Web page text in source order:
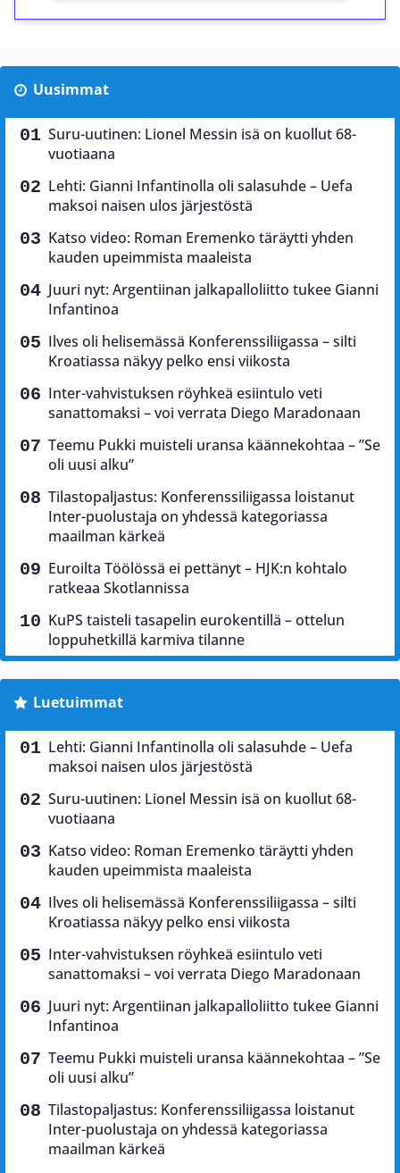
Uusimmat
Suru-uutinen: Lionel Messin isä on kuollut 68-
vuotiaana
Lehti: Gianni Infantinolla oli salasuhde – Uefa
maksoi naisen ulos järjestöstä
Katso video: Roman Eremenko täräytti yhden
kauden upeimmista maaleista
Juuri nyt: Argentiinan jalkapalloliitto tukee Gianni
Infantinoa
Ilves oli helisemässä Konferenssiliigassa – silti
Kroatiassa näkyy pelko ensi viikosta
Inter-vahvistuksen röyhkeä esiintulo veti
sanattomaksi – voi verrata Diego Maradonaan
Teemu Pukki muisteli uransa käännekohtaa – ”Se
oli uusi alku”
Tilastopaljastus: Konferenssiliigassa loistanut
Inter-puolustaja on yhdessä kategoriassa
maailman kärkeä
Euroilta Töölössä ei pettänyt – HJK:n kohtalo
ratkeaa Skotlannissa
KuPS taisteli tasapelin eurokentillä – ottelun
loppuhetkillä karmiva tilanne
Luetuimmat
Lehti: Gianni Infantinolla oli salasuhde – Uefa
maksoi naisen ulos järjestöstä
Suru-uutinen: Lionel Messin isä on kuollut 68-
vuotiaana
Katso video: Roman Eremenko täräytti yhden
kauden upeimmista maaleista
Ilves oli helisemässä Konferenssiliigassa – silti
Kroatiassa näkyy pelko ensi viikosta
Inter-vahvistuksen röyhkeä esiintulo veti
sanattomaksi – voi verrata Diego Maradonaan
Juuri nyt: Argentiinan jalkapalloliitto tukee Gianni
Infantinoa
Teemu Pukki muisteli uransa käännekohtaa – ”Se
oli uusi alku”
Tilastopaljastus: Konferenssiliigassa loistanut
Inter-puolustaja on yhdessä kategoriassa
maailman kärkeä